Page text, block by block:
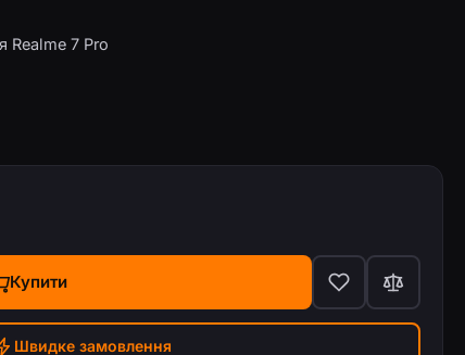
Realme 7 Pro
Купити
Швидке замовлення